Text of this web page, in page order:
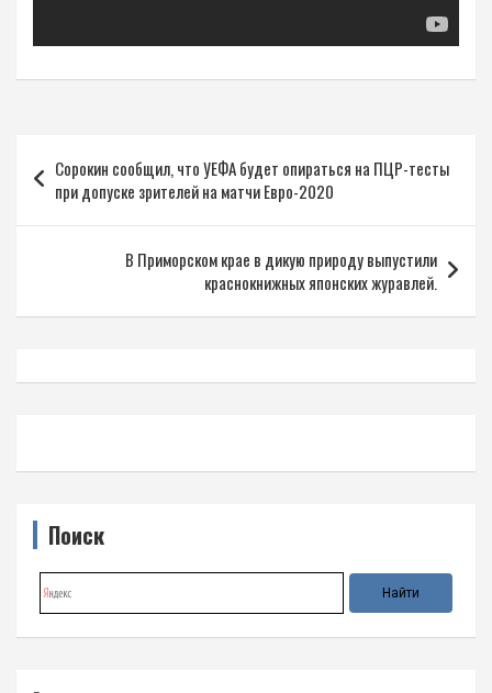
по
записям
Сорокин сообщил, что УЕФА будет опираться на ПЦР-тесты
при допуске зрителей на матчи Евро-2020
В Приморском крае в дикую природу выпустили
краснокнижных японских журавлей.
Поиск